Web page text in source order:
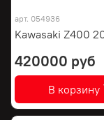
арт. 054936
Kawasaki Z400
420000 руб
В корзину